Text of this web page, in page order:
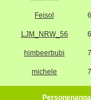
Feisol
LJM_NRW_56
himbeerbubi
michele